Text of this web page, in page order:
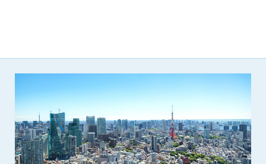
第9条（会員の個人情報）
会員の氏名、住所、性別、年齢、メールアドレスその他本サー
ビスの提供に関連して管理者が知り得た会員の個人情報（以下
個人情報といいます）について、管理者は、以下の各号に該当
する場合を除き、第三者に開示または提供しないものとしま
す。
(1) 会員が、自己の個人情報の開示に事前に同意している場合
(2) 個々の会員を特定できない統計的な処理をした形式で第三